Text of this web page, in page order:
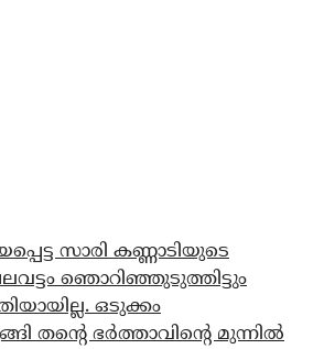
സാരി കണ്ണാടിയുടെ
ഞൊറിഞ്ഞുടുത്തിട്ടും
ഒടുക്കം
തന്റെ ഭർത്താവിന്റെ മുന്നിൽ